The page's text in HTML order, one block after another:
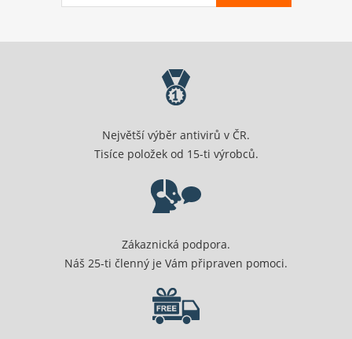
Největší výběr antivirů v ČR.
Tisíce položek od 15-ti výrobců.
Zákaznická podpora.
Náš 25-ti členný je Vám připraven pomoci.